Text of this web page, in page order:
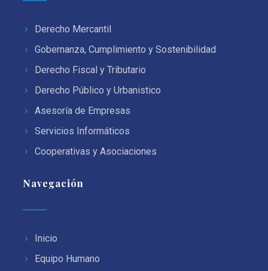
Derecho Mercantil
Gobernanza, Cumplimiento y Sostenibilidad
Derecho Fiscal y Tributario
Derecho Público y Urbanistico
Asesoría de Empresas
Servicios Informáticos
Cooperativas y Asociaciones
Navegación
Inicio
Equipo Humano